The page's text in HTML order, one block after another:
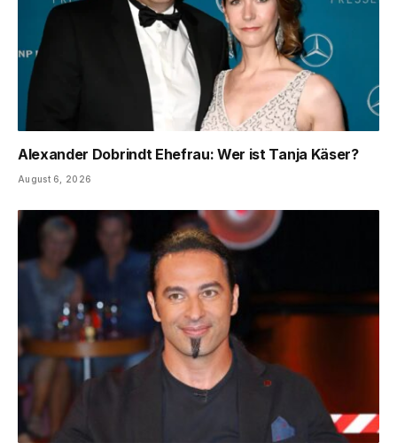
Alexander Dobrindt Ehefrau: Wer ist Tanja Käser?
August 6, 2026